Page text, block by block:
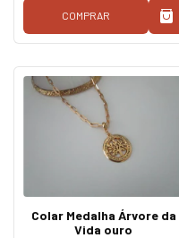
COMPRAR
Colar Medalha Árvore da
Vida ouro